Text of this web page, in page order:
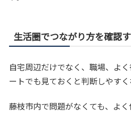
生活圏でつながり方を確認
自宅周辺だけでなく、職場、よ
ートでも見ておくと判断しやすく
藤枝市内で問題がなくても、よ